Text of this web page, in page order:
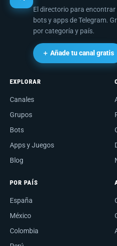
El directorio para
bots y apps de Telegram.
por categoría y país.
＋ Añade tu canal gratis
EXPLORAR
Canales
Grupos
Bots
Apps y Juegos
Blog
POR PAÍS
España
México
Colombia